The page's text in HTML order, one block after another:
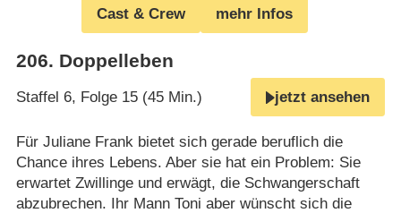
Cast & Crew mehr Infos
206. Doppelleben
Staffel 6, Folge 15 (45 Min.) jetzt ansehen
Für Juliane Frank bietet sich gerade beruflich die
Chance ihres Lebens. Aber sie hat ein Problem: Sie
erwartet Zwillinge und erwägt, die Schwangerschaft
abzubrechen. Ihr Mann Toni aber wünscht sich die